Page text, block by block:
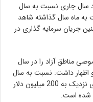
سال جاری نسبت به سال
ماه سال گذاشته شاهد
جریان سرمایه گذاری در
مناطق آزاد را در سال
کرد و اظهار داشت: نسبت به سال
97؛ 6 هزار و 800 میلیارد تومان به ارزش ارزی نزدیک به 200 میلیون دلار
شده است.